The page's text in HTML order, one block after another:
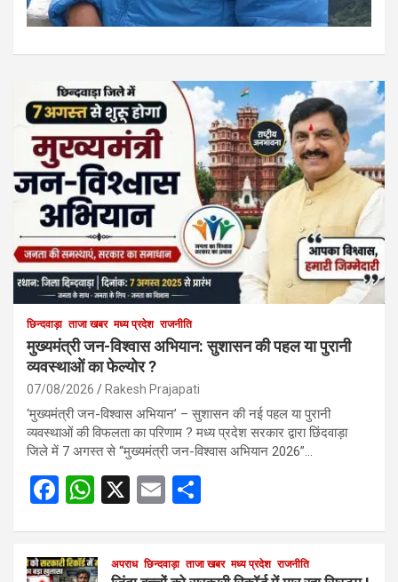
छिन्दवाड़ा ताजा खबर मध्य प्रदेश राजनीति
मुख्यमंत्री जन-विश्वास अभियान: सुशासन की पहल या पुरानी
व्यवस्थाओं का फेल्योर ?
07/08/2026 Rakesh Prajapati
‘मुख्यमंत्री जन-विश्वास अभियान’ – सुशासन की नई पहल या पुरानी
व्यवस्थाओं की विफलता का परिणाम ? मध्य प्रदेश सरकार द्वारा छिंदवाड़ा
जिले में 7 अगस्त से “मुख्यमंत्री जन-विश्वास अभियान 2026”…
F
b
W
s
X
E
e
अपराध छिन्दवाड़ा ताजा खबर मध्य प्रदेश राजनीति